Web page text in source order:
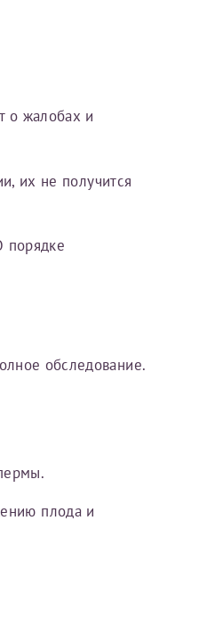
о жалобах и
их не получится
порядке
обследование.
плода и